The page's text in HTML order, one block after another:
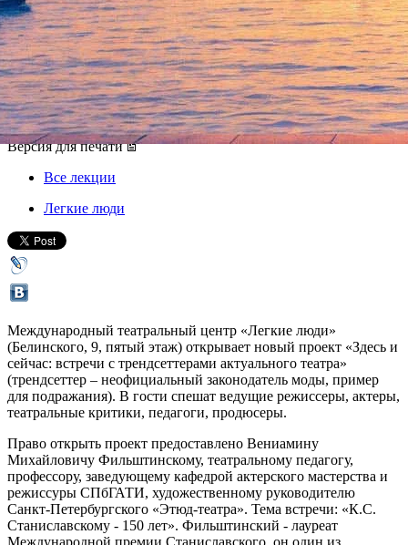
Встреча с театральным
педагогом и режиссером
Вениамином Фильштинским
24 февраля 2013, воскресенье,19.00
Версия для печати
Все лекции
Легкие люди
Международный театральный центр «Легкие люди»
(Белинского, 9, пятый этаж) открывает новый проект «Здесь и
сейчас: встречи с трендсеттерами актуального театра»
(трендсеттер – неофициальный законодатель моды, пример
для подражания). В гости спешат ведущие режиссеры, актеры,
театральные критики, педагоги, продюсеры.
Право открыть проект предоставлено Вениамину
Михайловичу Фильштинскому, театральному педагогу,
профессору, заведующему кафедрой актерского мастерства и
режиссуры СПбГАТИ, художественному руководителю
Санкт-Петербургского «Этюд-театра». Тема встречи: «К.С.
Станиславскому - 150 лет». Фильштинский - лауреат
Международной премии Станиславского, он один из